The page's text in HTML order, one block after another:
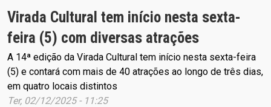
Virada Cultural tem início nesta sexta-
feira (5) com diversas atrações
A 14ª edição da Virada Cultural tem início nesta sexta-feira
(5) e contará com mais de 40 atrações ao longo de três dias,
em quatro locais distintos
Ter, 02/12/2025 - 11:25